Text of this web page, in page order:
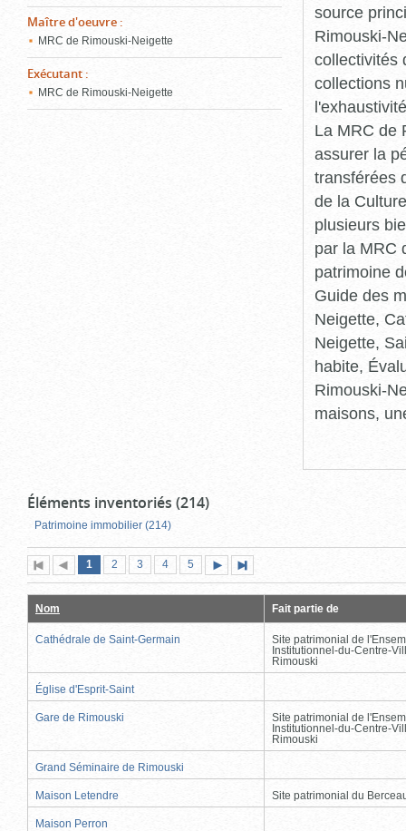
Maître d'oeuvre :
MRC de Rimouski-Neigette
Exécutant :
MRC de Rimouski-Neigette
source
Rimouski-
collectivités
collections
La MRC de
assurer la
transférées
de la
plusieurs
par la MRC
patrimoine
Guide des
Neigette,
Neigette,
habite,
Rimouski-
maisons,
Éléments inventoriés (214)
Patrimoine immobilier (214)
Première
page
Page
précédente
Page
1 (page
actuelle)
Page
2 Page
3 Page
4 Page
5
suivante
page
Nom Fait partie de
Cathédrale de Saint-Germain
Site patrimonial de
Institutionnel-du-Centre-
Rimouski
Église d'Esprit-Saint
Gare de Rimouski
Site patrimonial de
Institutionnel-du-Centre-
Rimouski
Grand Séminaire de Rimouski
Maison Letendre Site patrimonial du
Maison Perron